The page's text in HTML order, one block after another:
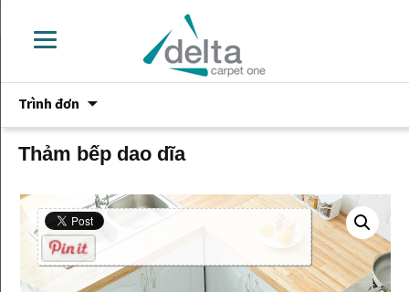
Trình đơn
phần
nội
dung
Thảm bếp dao dĩa